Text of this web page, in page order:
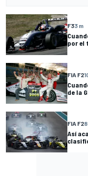
F33 m
por el
FIA F2
de la
FIA F2
Así